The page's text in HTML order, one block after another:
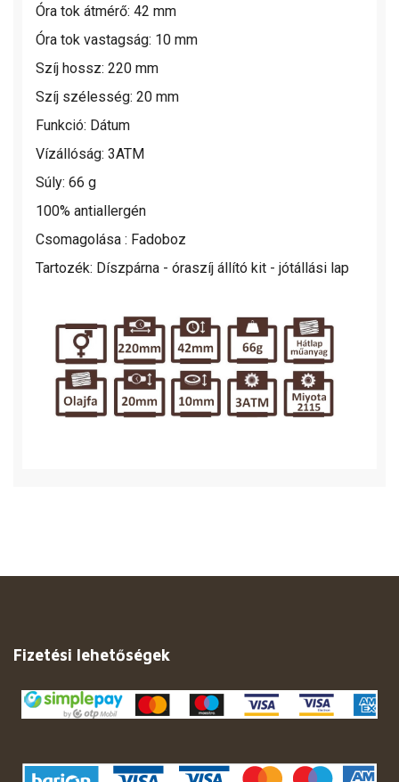
Óra tok átmérő: 42 mm
Óra tok vastagság: 10 mm
Szíj hossz: 220 mm
Szíj szélesség: 20 mm
Funkció: Dátum
Vízállóság: 3ATM
Súly: 66 g
100% antiallergén
Csomagolása : Fadoboz
Tartozék: Díszpárna - óraszíj állító kit - jótállási lap
Fizetési lehetőségek